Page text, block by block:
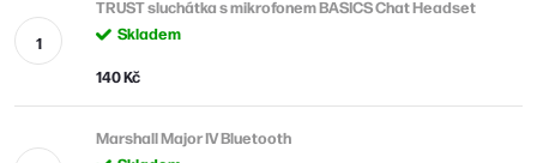
TRUST sluchátka s mikrofonem BASICS Chat Headset
Skladem
140 Kč
Marshall Major IV Bluetooth